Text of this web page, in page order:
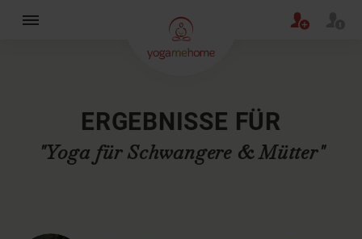
ERGEBNISSE FÜR
"Yoga für Schwangere & Mütter"